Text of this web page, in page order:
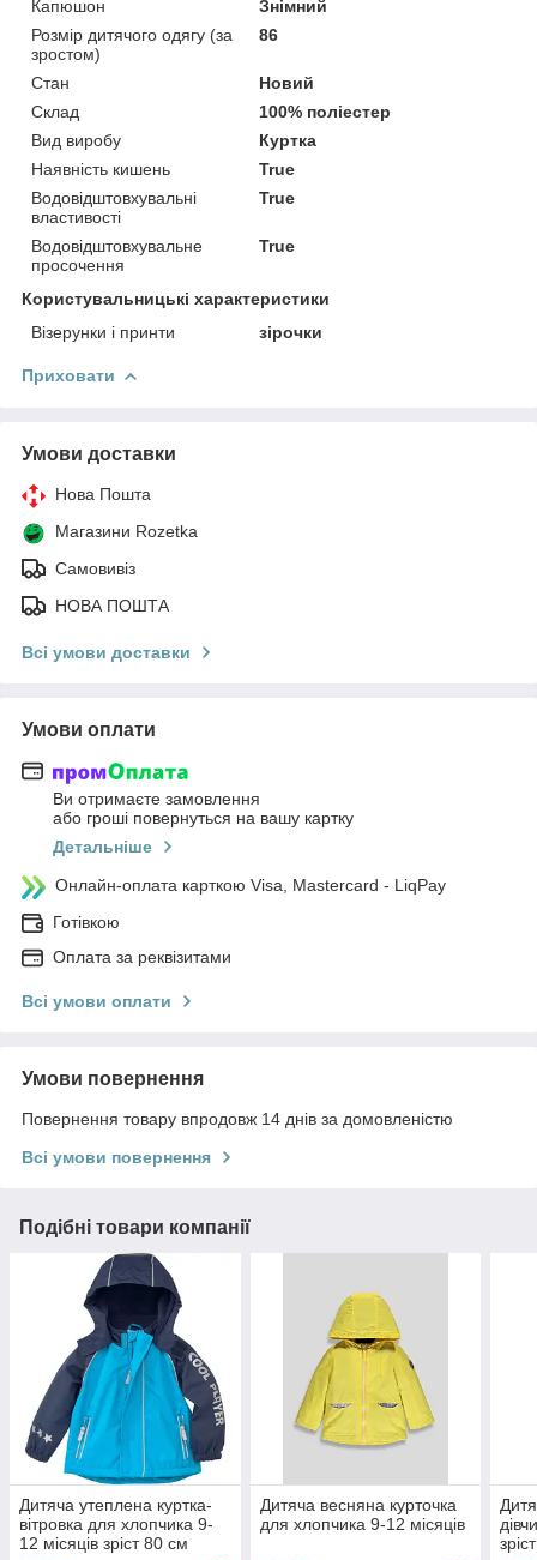
Капюшон
Знімний
Розмір дитячого одягу (за
зростом)
86
Стан
Новий
Склад
100% поліестер
Вид виробу
Куртка
Наявність кишень
True
Водовідштовхувальні
властивості
True
Водовідштовхувальне
просочення
True
Користувальницькі характеристики
Візерунки і принти
зірочки
Приховати
Умови доставки
Нова Пошта
Магазини Rozetka
Самовивіз
НОВА ПОШТА
Всі умови доставки
Умови оплати
Ви отримаєте замовлення
або гроші повернуться на вашу картку
Детальніше
Онлайн-оплата карткою Visa, Mastercard - LiqPay
Готівкою
Оплата за реквізитами
Всі умови оплати
Умови повернення
Повернення товару впродовж 14 днів за домовленістю
Всі умови повернення
Подібні товари компанії
Дитяча утеплена куртка-
вітровка для хлопчика 9-
12 місяців зріст 80 см
Дитяча весняна курточка
для хлопчика 9-12 місяців